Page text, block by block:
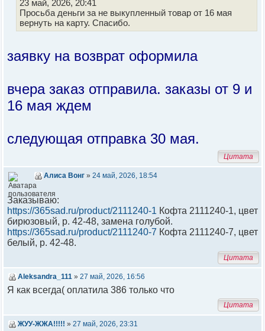
23 май, 2026, 20:41
Просьба деньги за не выкупленный товар от 16 мая
вернуть на карту. Спасибо.
заявку на возврат оформила
вчера заказ отправила. заказы от 9 и
16 мая ждем
следующая отправка 30 мая.
Цитата
Алиса Вонг » 24 май, 2026, 18:54
Заказываю:
https://365sad.ru/product/2111240-1 Кофта 2111240-1, цвет
бирюзовый, р. 42-48, замена голубой.
https://365sad.ru/product/2111240-7 Кофта 2111240-7, цвет
белый, р. 42-48.
Цитата
Aleksandra_111 » 27 май, 2026, 16:56
Я как всегда( оплатила 386 только что
Цитата
ЖУУ-ЖЖА!!!!! » 27 май, 2026, 23:31